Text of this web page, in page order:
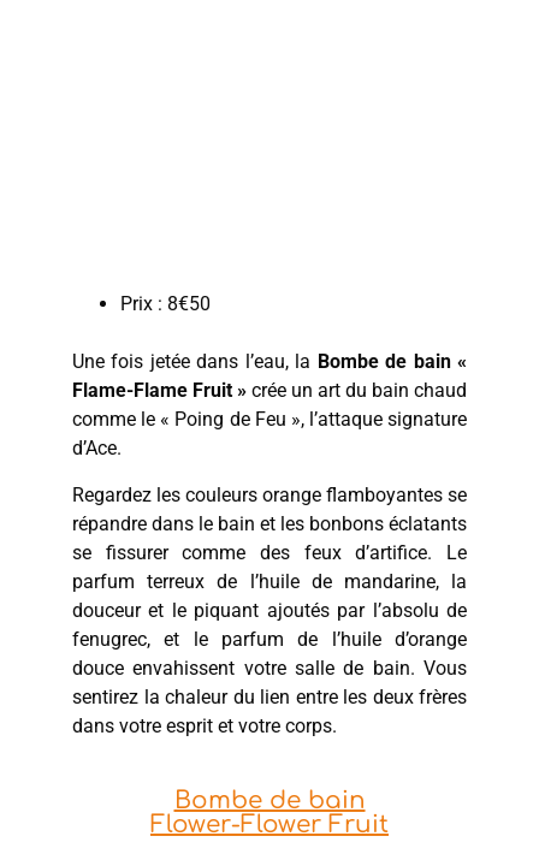
Prix : 8€50
Une fois jetée dans l’eau, la Bombe de bain «
Flame-Flame Fruit » crée un art du bain chaud
comme le « Poing de Feu », l’attaque signature
d’Ace.
Regardez les couleurs orange flamboyantes se
répandre dans le bain et les bonbons éclatants
se fissurer comme des feux d’artifice. Le
parfum terreux de l’huile de mandarine, la
douceur et le piquant ajoutés par l’absolu de
fenugrec, et le parfum de l’huile d’orange
douce envahissent votre salle de bain. Vous
sentirez la chaleur du lien entre les deux frères
dans votre esprit et votre corps.
Bombe de bain
Flower-Flower Fruit